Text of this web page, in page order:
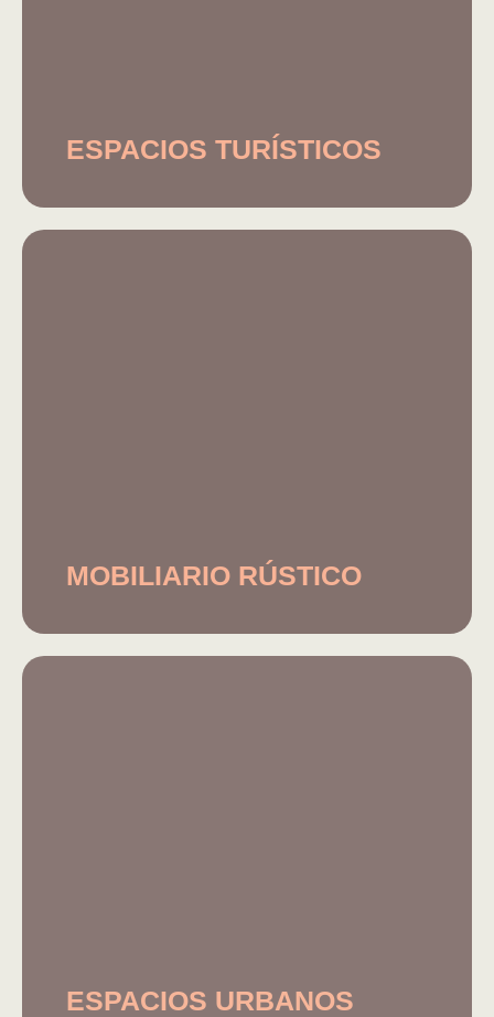
ESPACIOS TURÍSTICOS
MOBILIARIO RÚSTICO
ESPACIOS URBANOS